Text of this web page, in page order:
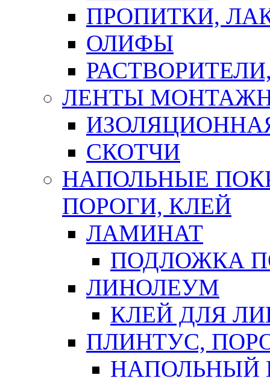
ПРОПИТКИ,
ОЛИФЫ
ЛЕНТЫ
СКОТЧИ
НАПОЛЬНЫЕ
ПОРОГИ, КЛЕЙ
ЛАМИНАТ
ПОДЛОЖКА
ЛИНОЛЕУМ
КЛЕЙ ДЛЯ
ПЛИНТУС,
НАПОЛЬНЫЙ